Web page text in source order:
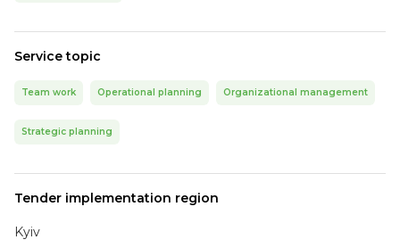
Service topic
Team work Operational planning Organizational management
Strategic planning
Tender implementation region
Kyiv